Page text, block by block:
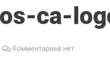
ca-
Комментариев нет